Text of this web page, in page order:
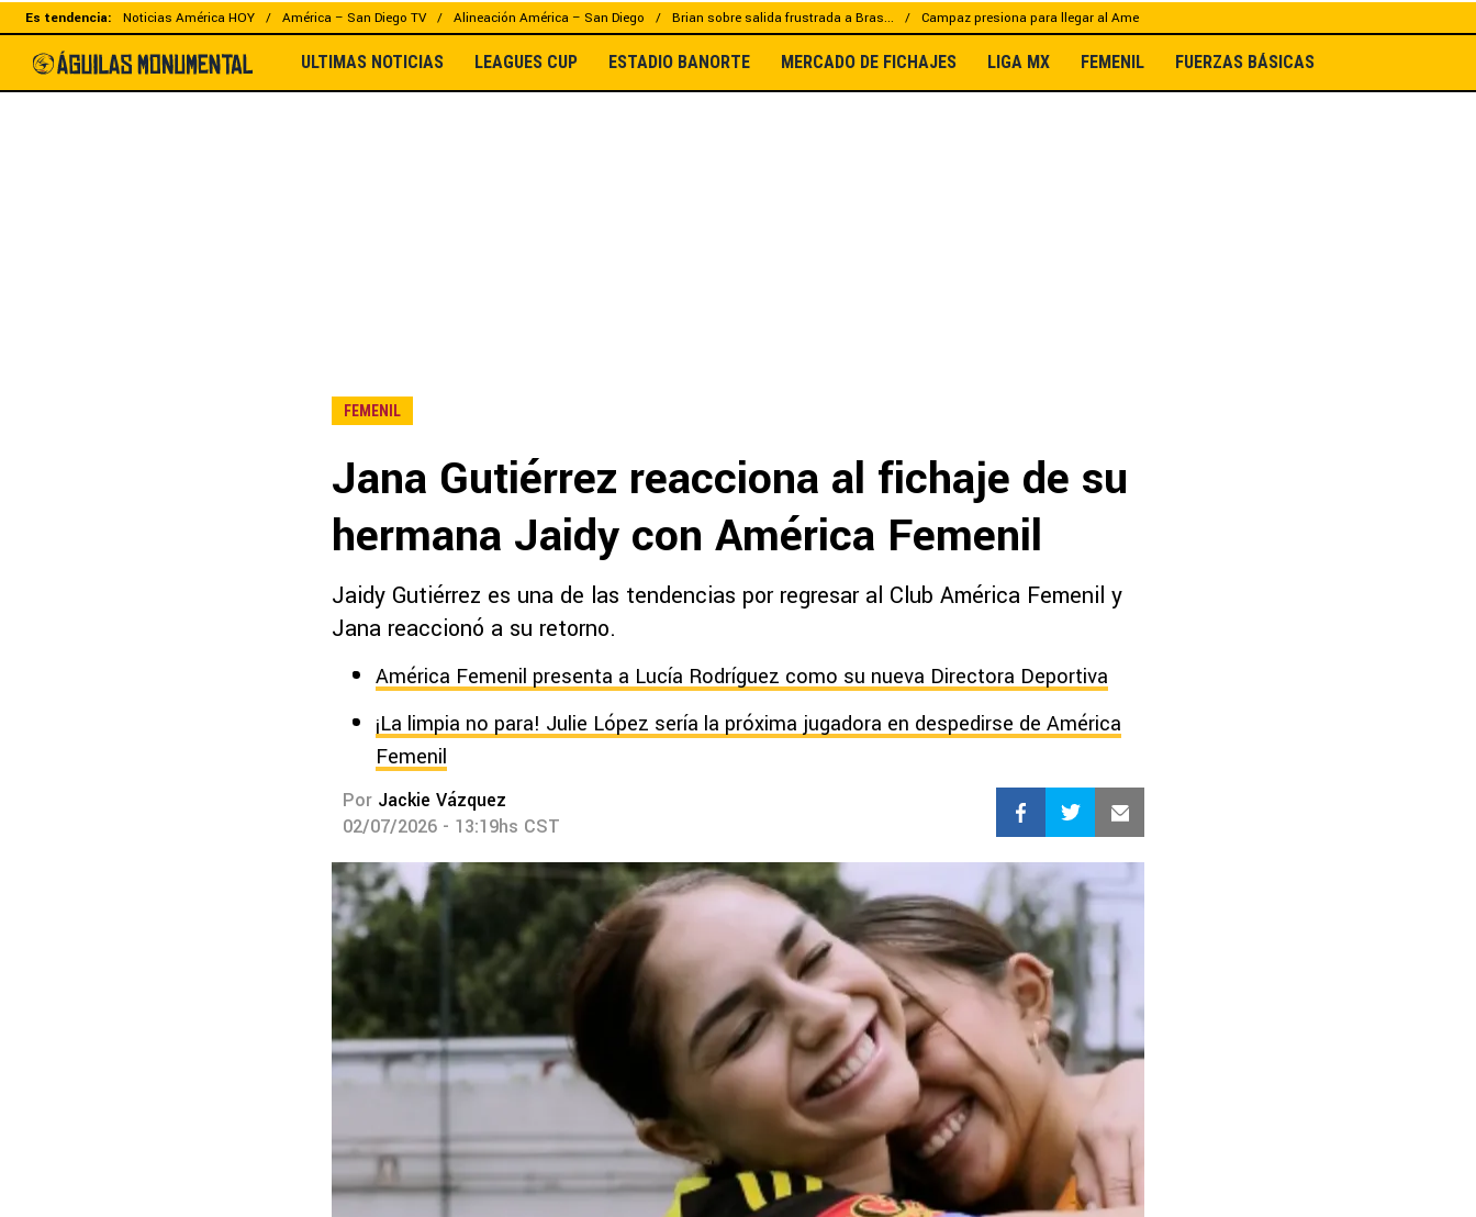
Es tendencia: Noticias América HOY América – San Diego TV Alineación América – San Diego Brian sobre salida frustrada a Bras... Campaz presiona para llegar al Ame
ULTIMAS NOTICIAS LEAGUES CUP ESTADIO BANORTE MERCADO DE FICHAJES LIGA MX FEMENIL FUERZAS BÁSICAS
FEMENIL
Jana Gutiérrez reacciona al fichaje de su
hermana Jaidy con América Femenil
Jaidy Gutiérrez es una de las tendencias por regresar al Club América Femenil y
Jana reaccionó a su retorno.
América Femenil presenta a Lucía Rodríguez como su nueva Directora Deportiva
¡La limpia no para! Julie López sería la próxima jugadora en despedirse de América
Femenil
Por Jackie Vázquez
02/07/2026 - 13:19hs CST